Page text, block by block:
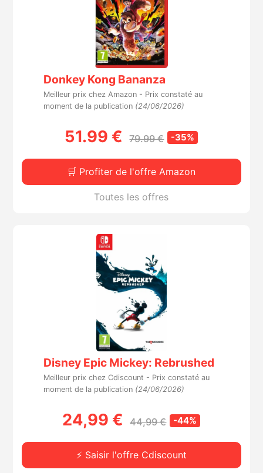
Donkey Kong Bananza
Meilleur prix chez Amazon - Prix constaté au
moment de la publication (24/06/2026)
51.99 € 79.99 € -35%
🛒 Profiter de l'offre Amazon
Toutes les offres
Disney Epic Mickey: Rebrushed
Meilleur prix chez Cdiscount - Prix constaté au
moment de la publication (24/06/2026)
24,99 € 44,99 € -44%
⚡ Saisir l'offre Cdiscount